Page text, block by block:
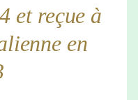
et reçue à
en